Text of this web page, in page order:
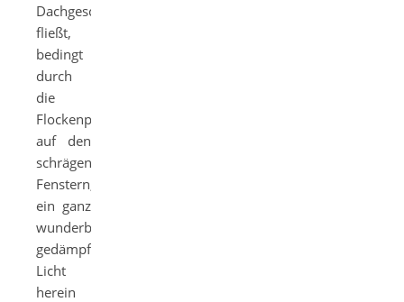
Dachgeschoß
fließt,
bedingt
durch
die
Flockenpracht
auf den
schrägen
Fenstern,
ein ganz
wunderbare
gedämpftes
Licht
herein